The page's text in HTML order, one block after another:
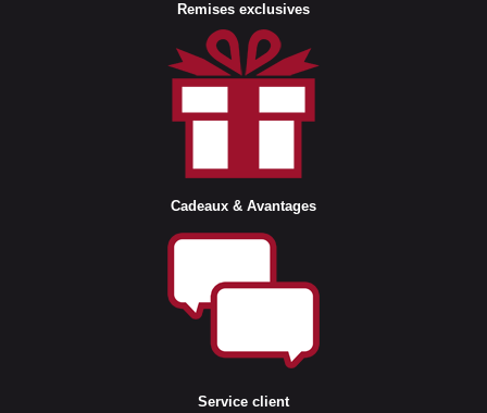
Remises exclusives
Cadeaux & Avantages
Service client